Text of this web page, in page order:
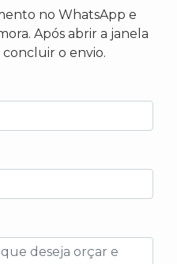
no WhatsApp e
Após abrir a janela
o envio.